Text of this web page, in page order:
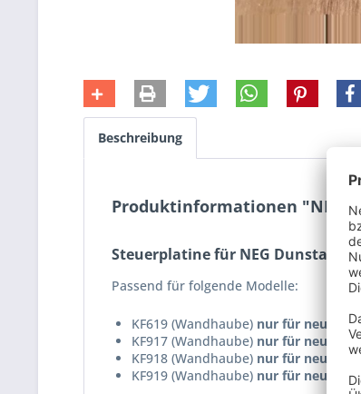
Beschreibung
Produktinformationen "NEG
Steuerplatine für NEG
Passend für folgende Modelle:
KF619 (Wandhaube) nur für neues
KF917 (Wandhaube) nur für neues
KF918 (Wandhaube) nur für neues
KF919 (Wandhaube) nur für neues